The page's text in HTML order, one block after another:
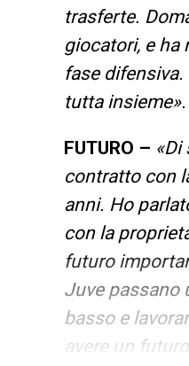
trasferte.
giocatori, e ha
fase
tutta insieme».
FUTURO – «Di
contratto con
anni. Ho
con la
futuro
Juve passano
basso e
avere un